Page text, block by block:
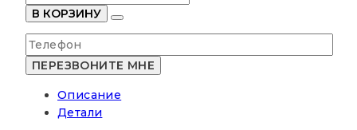
товара
Коронка
BIMETAL
80
мм
Matrix
72480
В КОРЗИНУ
Описание
Детали